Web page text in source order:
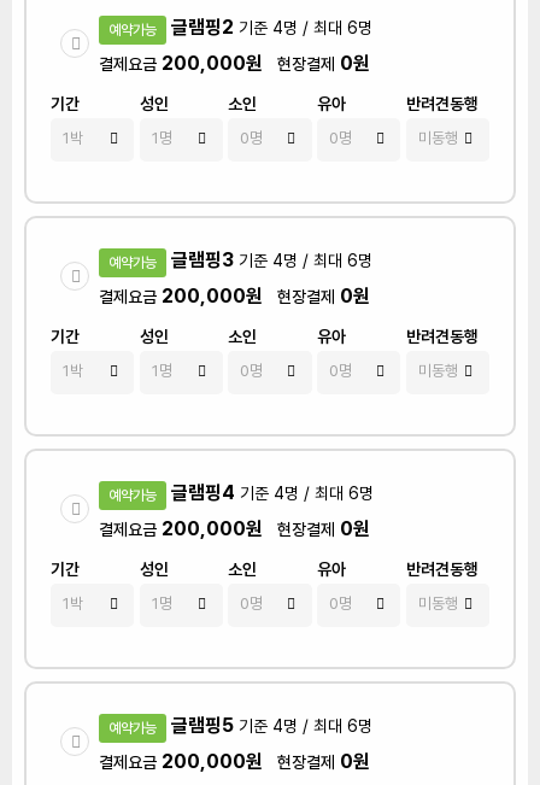
예약가능 글램핑2 기준 4명 / 최대 6명
결제요금 200,000원 현장결제 0원
기간 성인 소인 유아 반려견동행
예약가능 글램핑3 기준 4명 / 최대 6명
결제요금 200,000원 현장결제 0원
기간 성인 소인 유아 반려견동행
예약가능 글램핑4 기준 4명 / 최대 6명
결제요금 200,000원 현장결제 0원
기간 성인 소인 유아 반려견동행
예약가능 글램핑5 기준 4명 / 최대 6명
결제요금 200,000원 현장결제 0원